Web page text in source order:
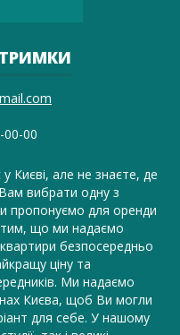
00-00
Києві, але не знаєте, де
вибрати одну з
пропонуємо для оренди
тим, що ми надаємо
безпосередньо
ціну та
Ми надаємо
Києва, щоб Ви могли
для себе. У нашому